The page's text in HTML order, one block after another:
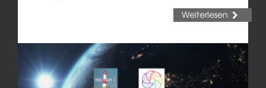
Weiterlesen